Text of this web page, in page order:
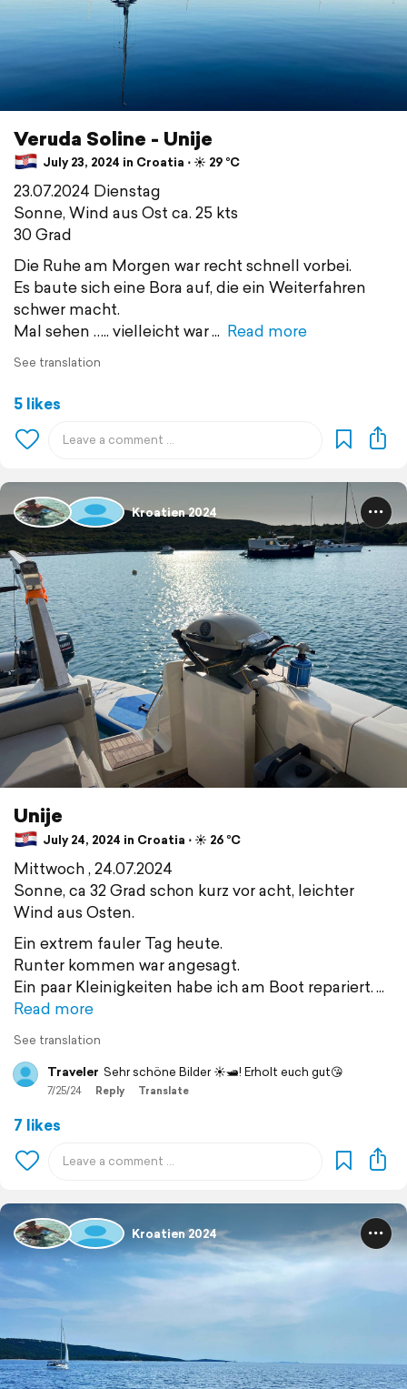
Veruda Soline - Unije
July 23, 2024 in Croatia ⋅ ☀️ 29 °C
23.07.2024 Dienstag
Sonne, Wind aus Ost ca. 25 kts
30 Grad
Die Ruhe am Morgen war recht schnell vorbei.
Es baute sich eine Bora auf, die ein Weiterfahren
schwer macht.
Mal sehen ….. vielleicht war
Read more
See translation
5 likes
Kroatien 2024
Unije
July 24, 2024 in Croatia ⋅ ☀️ 26 °C
Mittwoch , 24.07.2024
Sonne, ca 32 Grad schon kurz vor acht, leichter
Wind aus Osten.
Ein extrem fauler Tag heute.
Runter kommen war angesagt.
Ein paar Kleinigkeiten habe ich am Boot repariert.
Read more
See translation
Traveler Sehr schöne Bilder ☀️🛥️! Erholt euch gut😘
7/25/24 Reply Translate
7 likes
Kroatien 2024